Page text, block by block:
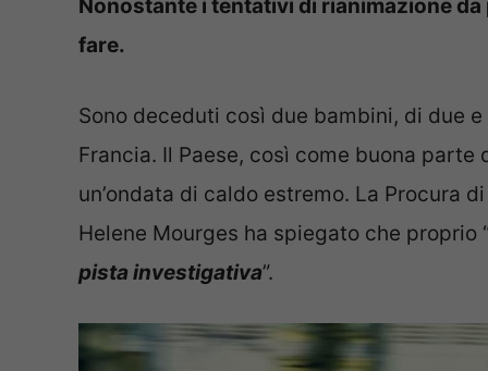
Nonostante i tentativi di rianimazione
fare.
Sono deceduti così due bambini, di due
Francia. Il Paese, così come buona parte
un’ondata di caldo estremo. La Procura
Helene Mourges ha spiegato che proprio
pista investigativa”.